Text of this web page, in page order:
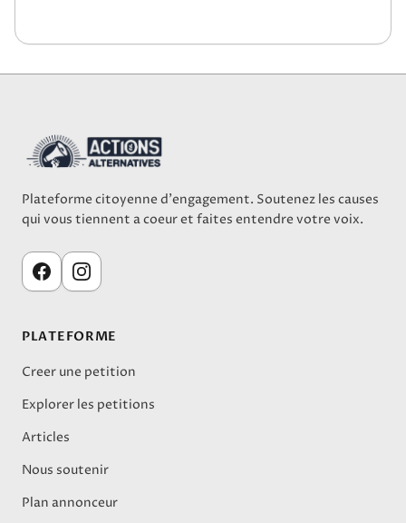
Plateforme citoyenne d'engagement. Soutenez les causes
qui vous tiennent a coeur et faites entendre votre voix.
PLATEFORME
Creer une petition
Explorer les petitions
Articles
Nous soutenir
Plan annonceur